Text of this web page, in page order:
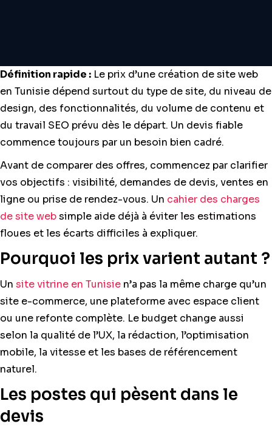
Définition rapide : Le prix d’une création de site web
en Tunisie dépend surtout du type de site, du niveau de
design, des fonctionnalités, du volume de contenu et
du travail SEO prévu dès le départ. Un devis fiable
commence toujours par un besoin bien cadré.
Avant de comparer des offres, commencez par clarifier
vos objectifs : visibilité, demandes de devis, ventes en
ligne ou prise de rendez-vous. Un cahier des charges
de site websimple aide déjà à éviter les estimations
floues et les écarts difficiles à expliquer.
Pourquoi les prix varient autant ?
Un site vitrine en Tunisie n’a pas la même charge qu’un
site e-commerce, une plateforme avec espace client
ou une refonte complète. Le budget change aussi
selon la qualité de l’UX, la rédaction, l’optimisation
mobile, la vitesse et les bases de référencement
naturel.
Les postes qui pèsent dans le
devis